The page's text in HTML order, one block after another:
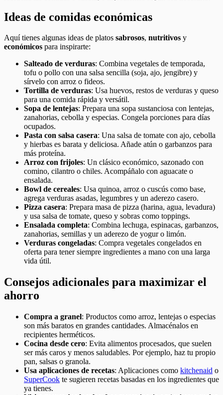
Ideas de comidas económicas
Aquí tienes algunas ideas de platos sabrosos, nutritivos y
económicos para inspirarte:
Salteado de verduras: Combina vegetales de temporada,
tofu o pollo con una salsa sencilla (soja, ajo, jengibre) y
sírvelo con arroz o fideos.
Tortilla de verduras: Usa huevos, restos de verduras y queso
para una comida rápida y versátil.
Sopa de lentejas: Prepara una sopa sustanciosa con lentejas,
zanahorias, cebolla y especias. Congela porciones para días
ocupados.
Pasta con salsa casera: Una salsa de tomate con ajo, cebolla
y hierbas es barata y deliciosa. Añade atún o garbanzos para
más proteína.
Arroz con frijoles: Un clásico económico, sazonado con
comino, cilantro o chiles. Acompáñalo con aguacate o
ensalada.
Bowl de cereales: Usa quinoa, arroz o cuscús como base,
agrega verduras asadas, legumbres y un aderezo casero.
Pizza casera: Prepara masa de pizza (harina, agua, levadura)
y usa salsa de tomate, queso y sobras como toppings.
Ensalada completa: Combina lechuga, espinacas, garbanzos,
zanahorias, semillas y un aderezo de yogur o limón.
Verduras congeladas: Compra vegetales congelados en
oferta para tener siempre ingredientes a mano con una larga
vida útil.
Consejos adicionales para maximizar el
ahorro
Compra a granel: Productos como arroz, lentejas o especias
son más baratos en grandes cantidades. Almacénalos en
recipientes herméticos.
Cocina desde cero: Evita alimentos procesados, que suelen
ser más caros y menos saludables. Por ejemplo, haz tu propio
pan, salsas o granola.
Usa aplicaciones de recetas: Aplicaciones como kitchenaid o
SuperCook te sugieren recetas basadas en los ingredientes que
ya tienes.